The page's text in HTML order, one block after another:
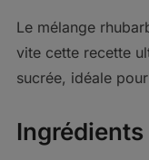
Le mélange
vite cette recette
sucrée, idéale
Ingrédients